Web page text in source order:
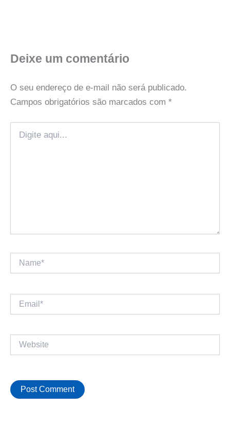
Deixe um comentário
O seu endereço de e-mail não será publicado.
Campos obrigatórios são marcados com *
aqui...
Website